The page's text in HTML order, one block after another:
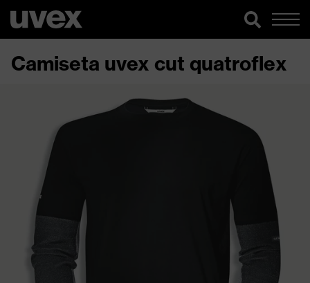
Camiseta uvex cut quatroflex